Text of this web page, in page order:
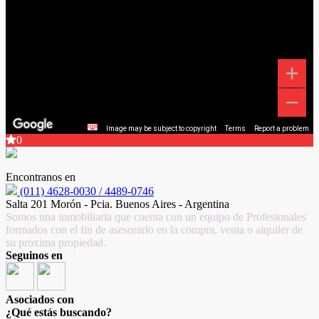
Image may be subject to copyright Terms Report a problem
0
Encontranos en
(011) 4628-0030 / 4489-0746
Salta 201 Morón - Pcia. Buenos Aires - Argentina
Somos una inmobiliaria que cuenta con un equipo de Profesionales
formados con el fin de asesorarlo en la compra, venta o alquiler de
su proxima propiedad.
Seguinos en
Asociados con
¿Qué estás buscando?